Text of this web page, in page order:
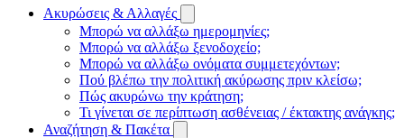
Ακυρώσεις & Αλλαγές
Μπορώ να αλλάξω ημερομηνίες;
Μπορώ να αλλάξω ξενοδοχείο;
Μπορώ να αλλάξω ονόματα συμμετεχόντων;
Πού βλέπω την πολιτική ακύρωσης πριν κλείσω;
Πώς ακυρώνω την κράτηση;
Τι γίνεται σε περίπτωση ασθένειας / έκτακτης ανάγκης;
Αναζήτηση & Πακέτα